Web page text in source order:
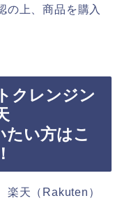
の上、商品を購入
クレンジン
たい方はこ
楽天（Rakuten）